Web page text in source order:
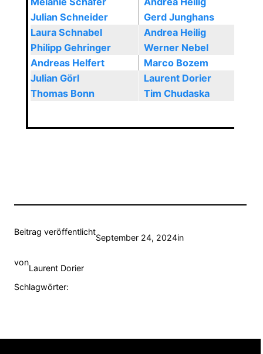
Julian Schneider
Gerd Junghans
Laura Schnabel
Philipp Gehringer
Andrea Heilig
Werner Nebel
Andreas Helfert
Marco Bozem
Julian Görl
Thomas Bonn
Laurent Dorier
Tim Chudaska
Beitrag veröffentlicht
September 24, 2024in
von
Laurent Dorier
Schlagwörter: